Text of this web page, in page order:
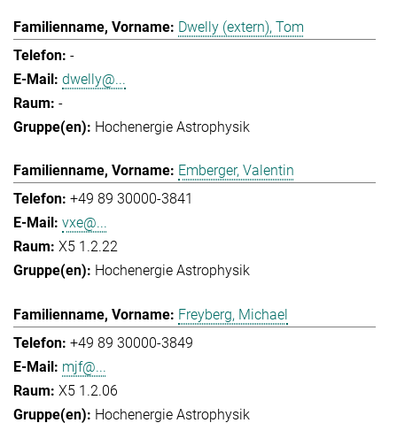
Dwelly (extern), Tom
-
dwelly@...
-
Hochenergie Astrophysik
Emberger, Valentin
+49 89 30000-3841
vxe@...
X5 1.2.22
Hochenergie Astrophysik
Freyberg, Michael
+49 89 30000-3849
mjf@...
X5 1.2.06
Hochenergie Astrophysik